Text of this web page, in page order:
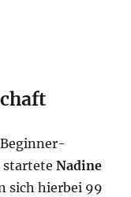
starteteNadine
sich hierbei 99